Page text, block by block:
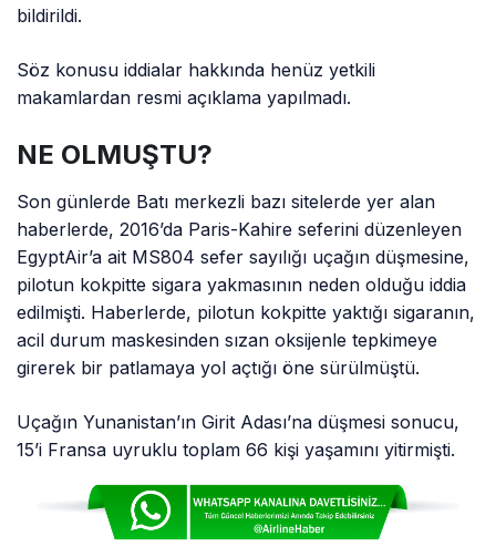
bildirildi.
Söz konusu iddialar hakkında henüz yetkili
makamlardan resmi açıklama yapılmadı.
NE OLMUŞTU?
Son günlerde Batı merkezli bazı sitelerde yer alan
haberlerde, 2016’da Paris-Kahire seferini düzenleyen
EgyptAir’a ait MS804 sefer sayılığı uçağın düşmesine,
pilotun kokpitte sigara yakmasının neden olduğu iddia
edilmişti. Haberlerde, pilotun kokpitte yaktığı sigaranın,
acil durum maskesinden sızan oksijenle tepkimeye
girerek bir patlamaya yol açtığı öne sürülmüştü.
Uçağın Yunanistan’ın Girit Adası’na düşmesi sonucu,
15’i Fransa uyruklu toplam 66 kişi yaşamını yitirmişti.